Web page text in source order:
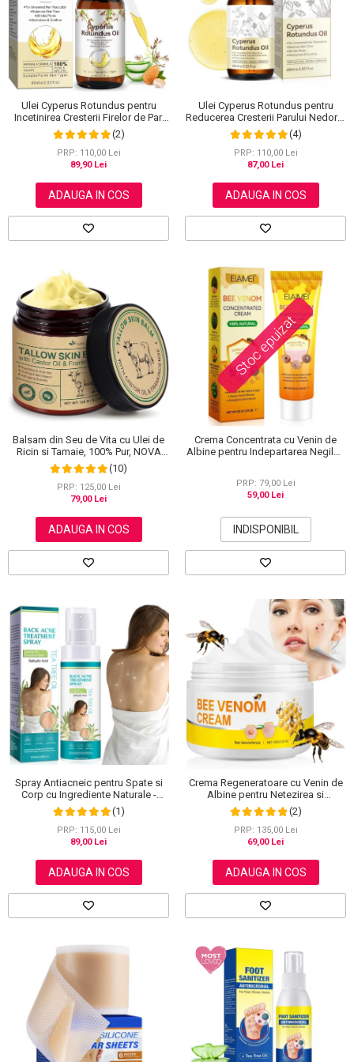
Scrub / Balsam de buze
Netestate pe Animale
Ulei Cyperus Rotundus pentru
Incetinirea Cresterii Firelor de Par,
Formula 100% Naturala, NOVA
KISS®, 60 ml
(2)
PRP: 110,00 Lei
89,90 Lei
ADAUGA IN COS
Ulei Cyperus Rotundus pentru
Reducerea Cresterii Parului Nedorit,
100% Formula Naturala, NOVA
KISS®, 60 ml
(4)
PRP: 110,00 Lei
87,00 Lei
ADAUGA IN COS
Balsam din Seu de Vita cu Ulei de
Ricin si Tamaie, 100% Pur, NOVA
KISS®, 120 g(10)
PRP: 125,00 Lei
79,00 Lei
ADAUGA IN COS
Stoc epuizat
Crema Concentrata cu Venin de
Albine pentru Indepartarea Negilor,
PRP: 79,00 Lei
59,00 Lei
INDISPONIBIL
Spray Antiacneic pentru Spate si
Corp cu Ingrediente Naturale -
Reduce Cosurile si Excesul de
Sebum, 120 ml
(1)
PRP: 115,00 Lei
89,00 Lei
ADAUGA IN COS
Crema Regeneratoare cu Venin de
Albine pentru Netezirea si
Reinoirea Pielii, 100 g
(2)
PRP: 135,00 Lei
69,00 Lei
ADAUGA IN COS